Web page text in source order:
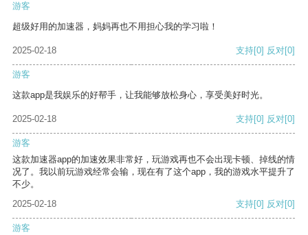
游客
超级好用的加速器，妈妈再也不用担心我的学习啦！
2025-02-18 支持[0] 反对[0]
游客
这款app是我娱乐的好帮手，让我能够放松身心，享受美好时光。
2025-02-18 支持[0] 反对[0]
游客
这款加速器app的加速效果非常好，玩游戏再也不会出现卡顿、掉线的情
况了。我以前玩游戏经常会输，现在有了这个app，我的游戏水平提升了
不少。
2025-02-18
支持[0] 反对[0]
游客